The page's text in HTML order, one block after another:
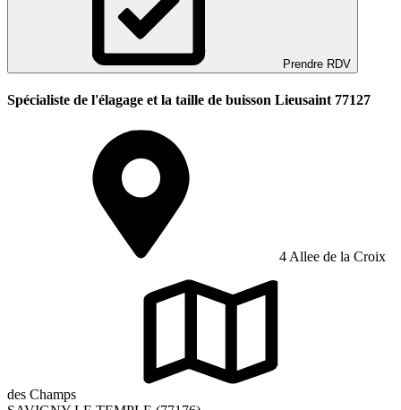
Prendre RDV
Spécialiste de l'élagage et la taille de buisson Lieusaint 77127
4 Allee de la Croix
des Champs